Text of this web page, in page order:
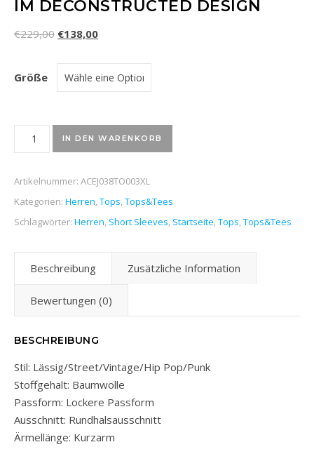
IM DECONSTRUCTED DESIGN
€229,00 €138,00
Größe
Kurzarm-T-Shirt mit Schulterpolster für Herren im
IN DEN WARENKORB
Artikelnummer: ACEJ038TO003XL
Kategorien: Herren,Tops,Tops&Tees
Schlagwörter: Herren, Short Sleeves, Startseite,Tops,Tops&Tees
Beschreibung Zusätzliche Information
Bewertungen (0)
BESCHREIBUNG
Stil: Lässig/Street/Vintage/Hip Pop/Punk
Stoffgehalt: Baumwolle
Passform: Lockere Passform
Ausschnitt: Rundhalsausschnitt
Ärmellänge: Kurzarm